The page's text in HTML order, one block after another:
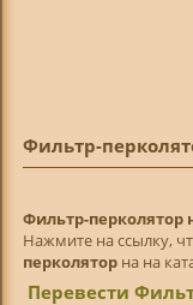
Фильтр-
Фильтр-перколятор
Нажмите на ссылку,
перколяторна на
Перевести